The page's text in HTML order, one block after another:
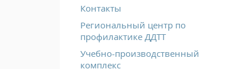
Контакты
Региональный центр по
профилактике ДДТТ
Учебно-производственный
комплекс